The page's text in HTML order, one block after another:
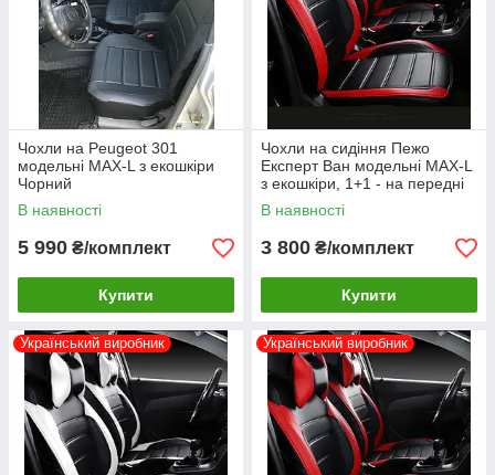
Чохли на Peugeot 301
модельні MAX-L з екошкіри
Чорний
В наявності
5 990 ₴/комплект
Купити
Чохли на сидіння Пежо
Експерт Ван модельні MAX-L
з екошкіри, 1+1 - на передні
сидіння
В наявності
3 800 ₴/комплект
Купити
Український виробник Український виробник